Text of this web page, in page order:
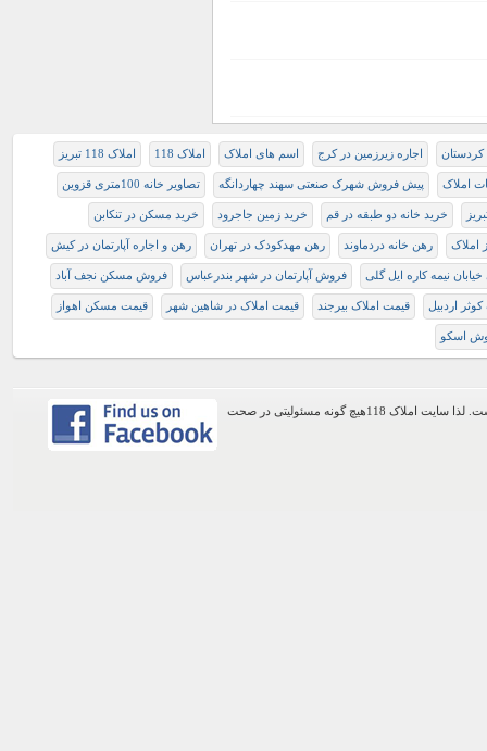
اجاره زیرزمین در کرج اسم های املاک املاک 118 املاک 118 تبریز
املاک پیش فروش شهرک صنعتی سهند چهاردانگه تصاویر خانه 100متری قزوین
خرید خانه دو طبقه در قم خرید زمین جاجرود خرید مسکن در تنکابن
املاک رهن خانه دردماوند رهن مهدکودک در تهران رهن و اجاره آپارتمان در کیش
نیمه کاره ایل گلی فروش آپارتمان در شهر بندرعباس فروش مسکن نجف آباد
اردبیل قیمت املاک بیرجند قیمت املاک در شاهین شهر قیمت مسکن اهواز
اسکو
اطلاعات موجود در این وب سایت از طریق کاربران عمومی سایت ثبت شده است. لذا سایت املاک 118هیچ گونه مسئولیتی در صحت